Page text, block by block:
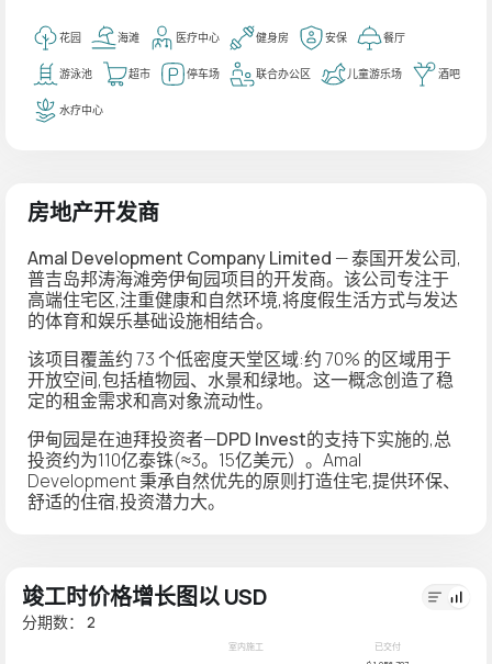
花园 海滩 医疗中心 健身房 安保 餐厅
游泳池 超市 停车场 联合办公区 儿童游乐场 酒吧
水疗中心
房地产开发商
Amal Development Company Limited — 泰国开发公司,
普吉岛邦涛海滩旁伊甸园项目的开发商。该公司专注于
高端住宅区,注重健康和自然环境,将度假生活方式与发达
的体育和娱乐基础设施相结合。
该项目覆盖约 73 个低密度天堂区域:约 70% 的区域用于
开放空间,包括植物园、水景和绿地。这一概念创造了稳
定的租金需求和高对象流动性。
伊甸园是在迪拜投资者—DPD Invest的支持下实施的,总
投资约为110亿泰铢(≈3。15亿美元）。Amal
Development 秉承自然优先的原则打造住宅,提供环保、
舒适的住宿,投资潜力大。
竣工时价格增长图以 USD
分期数： 2